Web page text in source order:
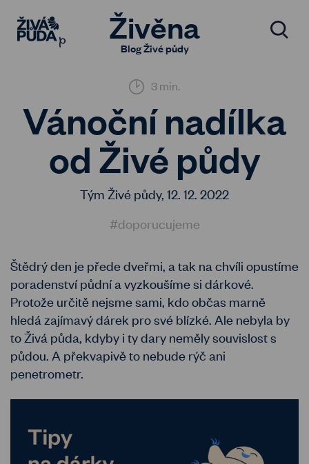
Živěna
Blog Živé půdy
3 min.
Vánoční nadílka
od Živé půdy
Tým Živé půdy, 12. 12. 2022
#doporucujeme
Štědrý den je přede dveřmi, a tak na chvíli opustíme
poradenství půdní a vyzkoušíme si dárkové.
Protože určitě nejsme sami, kdo občas marně
hledá zajímavý dárek pro své blízké. Ale nebyla by
to Živá půda, kdyby i ty dary neměly souvislost s
půdou. A překvapivě to nebude rýč ani
penetrometr.